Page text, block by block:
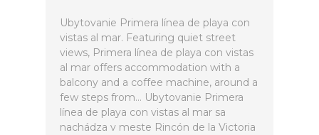
Ubytovanie Primera línea de playa con
vistas al mar. Featuring quiet street
views, Primera línea de playa con vistas
al mar offers accommodation with a
balcony and a coffee machine, around a
few steps from... Ubytovanie Primera
línea de playa con vistas al mar sa
nachádza v meste Rincón de la Victoria